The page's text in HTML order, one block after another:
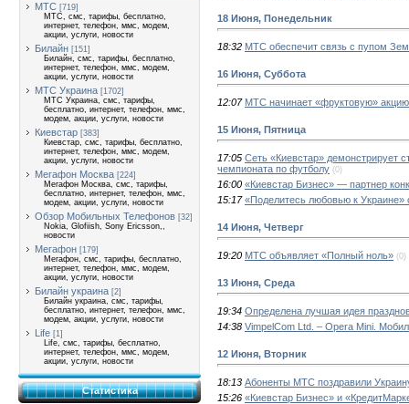
МТС [719]
МТС, смс, тарифы, бесплатно,
интернет, телефон, ммс, модем,
акции, услуги, новости
Билайн [151]
Билайн, смс, тарифы, бесплатно,
интернет, телефон, ммс, модем,
акции, услуги, новости
МТС Украина [1702]
МТС Украина, смс, тарифы,
бесплатно, интернет, телефон, ммс,
модем, акции, услуги, новости
Киевстар [383]
Киевстар, смс, тарифы, бесплатно,
интернет, телефон, ммс, модем,
акции, услуги, новости
Мегафон Москва [224]
Мегафон Москва, смс, тарифы,
бесплатно, интернет, телефон, ммс,
модем, акции, услуги, новости
Обзор Мобильных Телефонов [32]
Nokia, Glofiish, Sony Ericsson,,
новости
Мегафон [179]
Мегафон, смс, тарифы, бесплатно,
интернет, телефон, ммс, модем,
акции, услуги, новости
Билайн украина [2]
Билайн украина, смс, тарифы,
бесплатно, интернет, телефон, ммс,
модем, акции, услуги, новости
Life [1]
Life, смс, тарифы, бесплатно,
интернет, телефон, ммс, модем,
акции, услуги, новости
Статистика
18 Июня, Понедельник
18:32 МТС обеспечит связь с пупом
16 Июня, Суббота
12:07 МТС начинает «фруктовую» акцию
15 Июня, Пятница
17:05 Сеть «Киевстар» демонстрирует
чемпионата по футболу (0)
16:00 «Киевстар Бизнес» — партнер
15:17 «Поделитесь любовью к
14 Июня, Четверг
19:20 МТС объявляет «Полный ноль» (0)
13 Июня, Среда
19:34 Определена лучшая идея
14:38 VimpelCom Ltd. – Opera Mini.
12 Июня, Вторник
18:13 Абоненты МТС поздравили
15:26 «Киевстар Бизнес» и